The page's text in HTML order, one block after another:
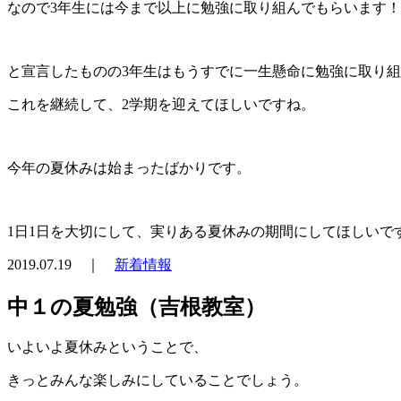
なので3年生には今まで以上に勉強に取り組んでもらいます！
と宣言したものの3年生はもうすでに一生懸命に勉強に取り
これを継続して、2学期を迎えてほしいですね。
今年の夏休みは始まったばかりです。
1日1日を大切にして、実りある夏休みの期間にしてほしいで
2019.07.19 ｜ 新着情報
中１の夏勉強（吉根教室）
いよいよ夏休みということで、
きっとみんな楽しみにしていることでしょう。